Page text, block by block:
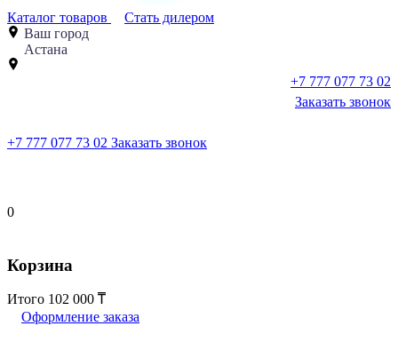
Каталог товаров
Стать дилером
Ваш город
Астана
+7 777 077 73 02
Заказать звонок
+7 777 077 73 02 Заказать звонок
0
Корзина
Итого 102 000
Оформление заказа